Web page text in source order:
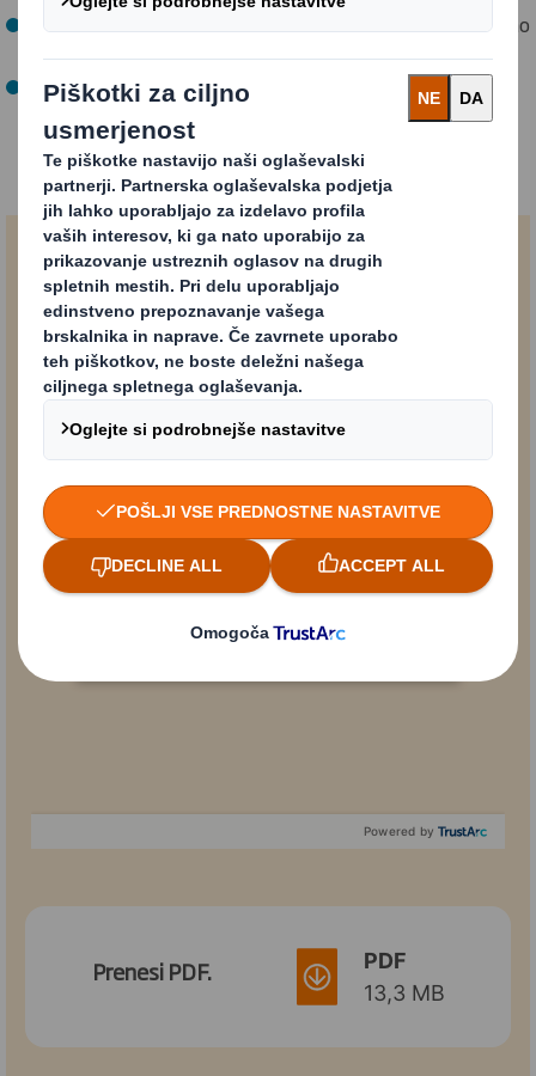
Polovica naših zaposlenih se je aktivno vključila v krožno
gospodarstvo.
Z lokalnimi skupnostmi smo otvorili delo na 100-ih
projektih o biotski raznovrstnosti (od 2020/21).
Trajnostno poročilo
2022
Vsebina je blokirana
Powered by
Prenesi PDF.
PDF
13,3 MB